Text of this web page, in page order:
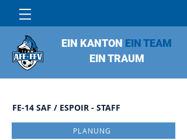
EIN KANTON EIN TEAM
EIN TRAUM
FE-14 SAF / ESPOIR - STAFF
PLANUNG